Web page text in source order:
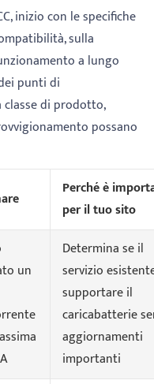
inizio con le specifiche
sulla
a lungo
punti di
di prodotto,
possano
Perché è
per il tuo sito
un
Determina se il
servizio
supportare il
caricabatterie
aggiornamenti
importanti